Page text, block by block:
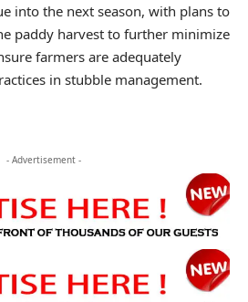
into the next season, with plans to
paddy harvest to further minimize
farmers are adequately
in stubble management.
- Advertisement -